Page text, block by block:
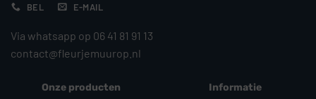
BEL E-MAIL
Via whatsapp op 06 41 81 91 13
contact@fleurjemuurop.nl
Onze producten Informatie